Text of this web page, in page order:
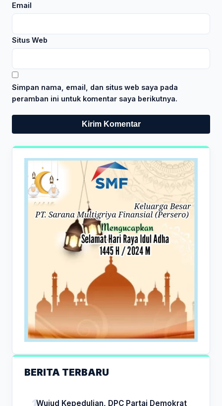
Email
Situs Web
Simpan nama, email, dan situs web saya pada
peramban ini untuk komentar saya berikutnya.
BERITA TERBARU
Wujud Kepedulian, DPC Partai Demokrat